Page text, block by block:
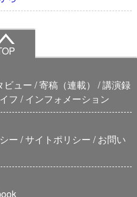
ビュー 寄稿（連載）
講演録
フ
インフォメーション
ー サイトポリシー
お問い